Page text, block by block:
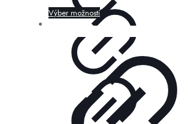
Výber možností